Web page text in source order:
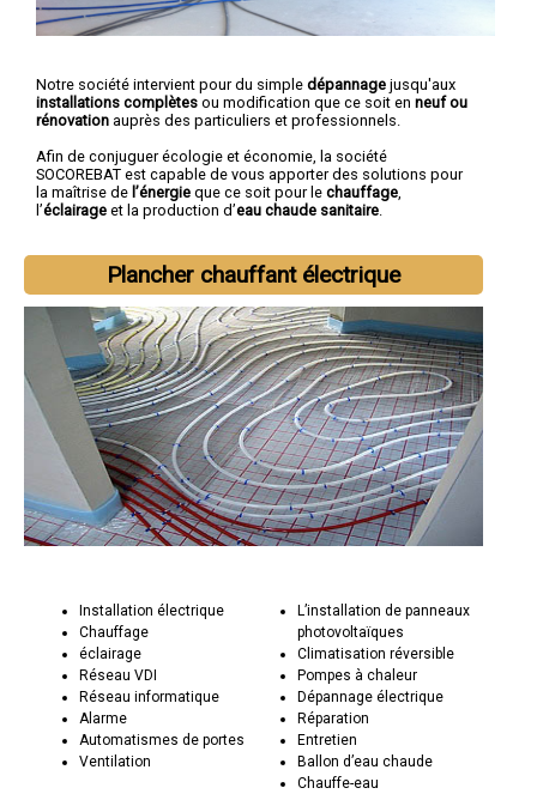
Notre société intervient pour du simple dépannage jusqu'aux
installations complètes ou modification que ce soit en neuf ou
rénovation auprès des particuliers et professionnels.
Afin de conjuguer écologie et économie, la société
SOCOREBAT est capable de vous apporter des solutions pour
la maîtrise de l’énergie que ce soit pour le chauffage
l’éclairage et la production d’eau chaude sanitaire
Plancher chauffant électrique
Installation électrique
Chauffage
éclairage
Réseau VDI
Réseau informatique
Alarme
Automatismes de portes
Ventilation
L’installation de panneaux
photovoltaïques
Climatisation réversible
Pompes à chaleur
Dépannage électrique
Réparation
Entretien
Ballon d’eau chaude
Chauffe-eau